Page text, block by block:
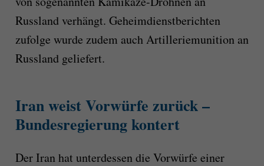
Russland verhängt. Geheimdienstberichten
zufolge wurde zudem auch Artilleriemunition an
Russland geliefert.
Iran weist Vorwürfe zurück –
Bundesregierung kontert
Der Iran hat unterdessen die Vorwürfe einer